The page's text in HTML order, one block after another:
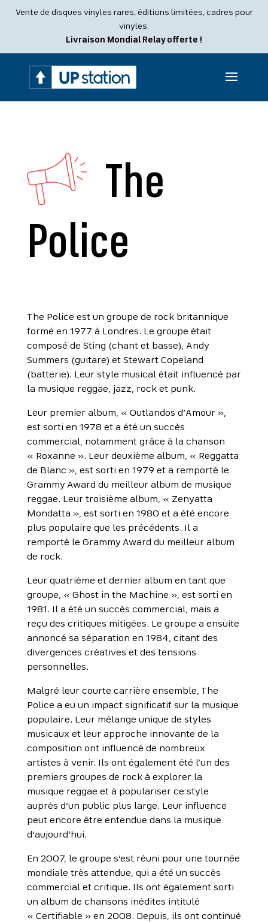
Vente de disques vinyles rares, éditions limitées, cadres pour
vinyles.
Livraison Mondial Relay offerte !
The
Police
The Police est un groupe de rock britannique
formé en 1977 à Londres. Le groupe était
composé de Sting (chant et basse), Andy
Summers (guitare) et Stewart Copeland
(batterie). Leur style musical était influencé par
la musique reggae, jazz, rock et punk.
Leur premier album, « Outlandos d’Amour »,
est sorti en 1978 et a été un succès
commercial, notamment grâce à la chanson
« Roxanne ». Leur deuxième album, « Reggatta
de Blanc », est sorti en 1979 et a remporté le
Grammy Award du meilleur album de musique
reggae. Leur troisième album, « Zenyatta
Mondatta », est sorti en 1980 et a été encore
plus populaire que les précédents. Il a
remporté le Grammy Award du meilleur album
de rock.
Leur quatrième et dernier album en tant que
groupe, « Ghost in the Machine », est sorti en
1981. Il a été un succès commercial, mais a
reçu des critiques mitigées. Le groupe a ensuite
annoncé sa séparation en 1984, citant des
divergences créatives et des tensions
personnelles.
Malgré leur courte carrière ensemble, The
Police a eu un impact significatif sur la musique
populaire. Leur mélange unique de styles
musicaux et leur approche innovante de la
composition ont influencé de nombreux
artistes à venir. Ils ont également été l’un des
premiers groupes de rock à explorer la
musique reggae et à populariser ce style
auprès d’un public plus large. Leur influence
peut encore être entendue dans la musique
d’aujourd’hui.
En 2007, le groupe s’est réuni pour une tournée
mondiale très attendue, qui a été un succès
commercial et critique. Ils ont également sorti
un album de chansons inédites intitulé
« Certifiable » en 2008. Depuis, ils ont continué